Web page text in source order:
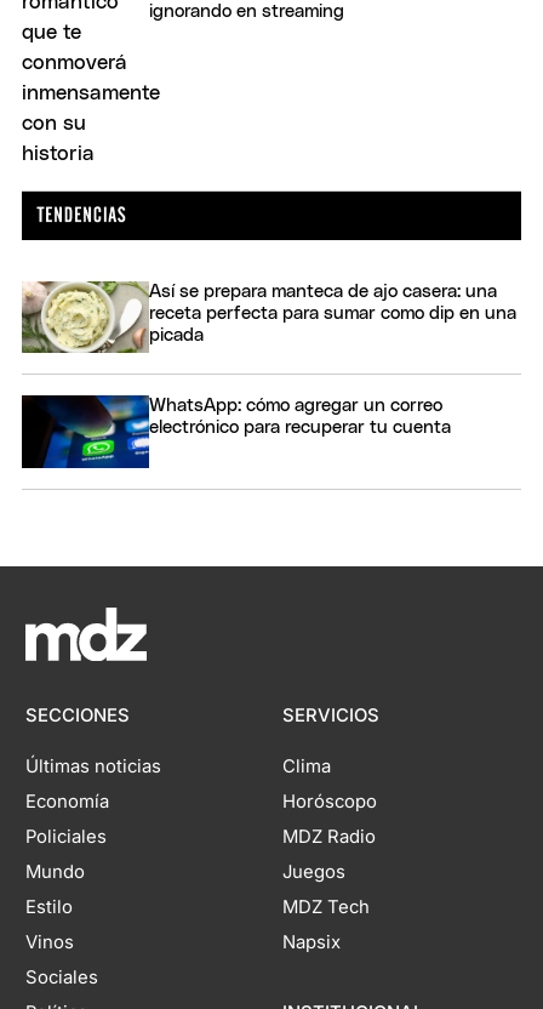
ignorando en streaming
Así se prepara manteca de ajo casera: una
receta perfecta para sumar como dip en una
picada
WhatsApp: cómo agregar un correo
electrónico para recuperar tu cuenta
SECCIONES
Últimas noticias
Economía
Policiales
Mundo
Estilo
Vinos
Sociales
SERVICIOS
Clima
Horóscopo
MDZ Radio
Juegos
MDZ Tech
Napsix